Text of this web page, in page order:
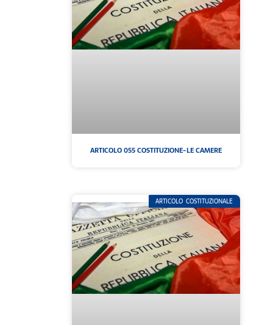
ARTICOLO 055 COSTITUZIONE-LE CAMERE
ARTICOLO COSTITUZIONALE